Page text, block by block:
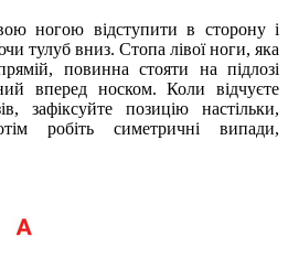
ногою відступити в сторону і
тулуб вниз. Стопа лівої ноги, яка
повинна стояти на підлозі
вперед носком. Коли відчуєте
зафіксуйте позицію настільки,
робіть симетричні випади,